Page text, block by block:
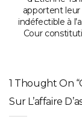
apportent
indéfectible à
Cour
1 Thought On
Sur L’affaire